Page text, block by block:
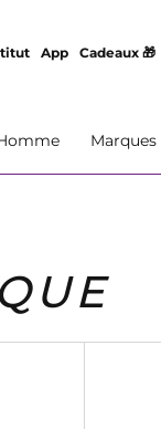
App Cadeaux 🎁
Marques